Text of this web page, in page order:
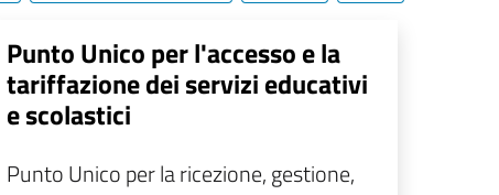
Punto Unico per l'accesso e la
tariffazione dei servizi educativi
e scolastici
Punto Unico per la ricezione, gestione,